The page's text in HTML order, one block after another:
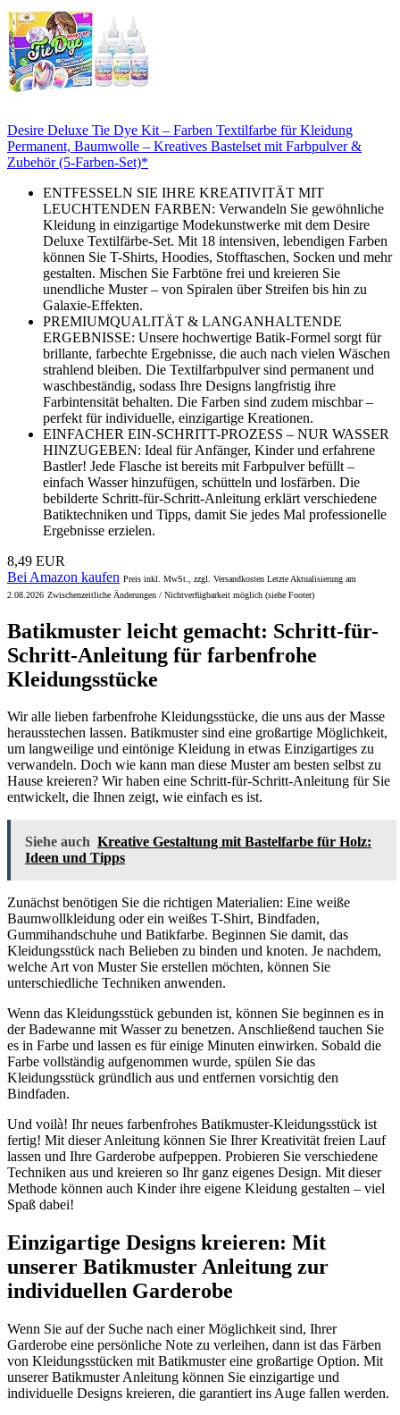
Desire Deluxe Tie Dye Kit – Farben Textilfarbe für Kleidung
Permanent, Baumwolle – Kreatives Bastelset mit Farbpulver &
Zubehör (5-Farben-Set)*
ENTFESSELN SIE IHRE KREATIVITÄT MIT
LEUCHTENDEN FARBEN: Verwandeln Sie gewöhnliche
Kleidung in einzigartige Modekunstwerke mit dem Desire
Deluxe Textilfärbe-Set. Mit 18 intensiven, lebendigen Farben
können Sie T-Shirts, Hoodies, Stofftaschen, Socken und mehr
gestalten. Mischen Sie Farbtöne frei und kreieren Sie
unendliche Muster – von Spiralen über Streifen bis hin zu
Galaxie-Effekten.
PREMIUMQUALITÄT & LANGANHALTENDE
ERGEBNISSE: Unsere hochwertige Batik-Formel sorgt für
brillante, farbechte Ergebnisse, die auch nach vielen Wäschen
strahlend bleiben. Die Textilfarbpulver sind permanent und
waschbeständig, sodass Ihre Designs langfristig ihre
Farbintensität behalten. Die Farben sind zudem mischbar –
perfekt für individuelle, einzigartige Kreationen.
EINFACHER EIN-SCHRITT-PROZESS – NUR WASSER
HINZUGEBEN: Ideal für Anfänger, Kinder und erfahrene
Bastler! Jede Flasche ist bereits mit Farbpulver befüllt –
einfach Wasser hinzufügen, schütteln und losfärben. Die
bebilderte Schritt-für-Schritt-Anleitung erklärt verschiedene
Batiktechniken und Tipps, damit Sie jedes Mal professionelle
Ergebnisse erzielen.
8,49 EUR
Bei Amazon kaufen Preis inkl. MwSt., zzgl. Versandkosten Letzte Aktualisierung am
2.08.2026 Zwischenzeitliche Änderungen / Nichtverfügbarkeit möglich (siehe Footer)
Batikmuster leicht gemacht: Schritt-für-
Schritt-Anleitung für farbenfrohe
Kleidungsstücke
Wir alle lieben farbenfrohe Kleidungsstücke, die uns aus der Masse
herausstechen lassen. Batikmuster sind eine großartige Möglichkeit,
um langweilige und eintönige Kleidung in etwas Einzigartiges zu
verwandeln. Doch wie kann man diese Muster am besten selbst zu
Hause kreieren? Wir haben eine Schritt-für-Schritt-Anleitung für Sie
entwickelt, die Ihnen zeigt, wie einfach es ist.
Siehe auch Kreative Gestaltung mit Bastelfarbe für Holz:
Ideen und Tipps
Zunächst benötigen Sie die richtigen Materialien: Eine weiße
Baumwollkleidung oder ein weißes T-Shirt, Bindfaden,
Gummihandschuhe und Batikfarbe. Beginnen Sie damit, das
Kleidungsstück nach Belieben zu binden und knoten. Je nachdem,
welche Art von Muster Sie erstellen möchten, können Sie
unterschiedliche Techniken anwenden.
Wenn das Kleidungsstück gebunden ist, können Sie beginnen es in
der Badewanne mit Wasser zu benetzen. Anschließend tauchen Sie
es in Farbe und lassen es für einige Minuten einwirken. Sobald die
Farbe vollständig aufgenommen wurde, spülen Sie das
Kleidungsstück gründlich aus und entfernen vorsichtig den
Bindfaden.
Und voilà! Ihr neues farbenfrohes Batikmuster-Kleidungsstück ist
fertig! Mit dieser Anleitung können Sie Ihrer Kreativität freien Lauf
lassen und Ihre Garderobe aufpeppen. Probieren Sie verschiedene
Techniken aus und kreieren so Ihr ganz eigenes Design. Mit dieser
Methode können auch Kinder ihre eigene Kleidung gestalten – viel
Spaß dabei!
Einzigartige Designs kreieren: Mit
unserer Batikmuster Anleitung zur
individuellen Garderobe
Wenn Sie auf der Suche nach einer Möglichkeit sind, Ihrer
Garderobe eine persönliche Note zu verleihen, dann ist das Färben
von Kleidungsstücken mit Batikmuster eine großartige Option. Mit
unserer Batikmuster Anleitung können Sie einzigartige und
individuelle Designs kreieren, die garantiert ins Auge fallen werden.